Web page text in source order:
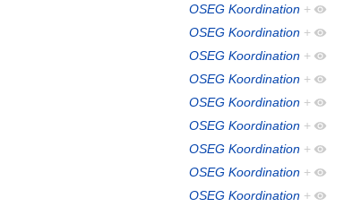
OSEG Koordination +
OSEG Koordination +
OSEG Koordination +
OSEG Koordination +
OSEG Koordination +
OSEG Koordination +
OSEG Koordination +
OSEG Koordination +
OSEG Koordination +